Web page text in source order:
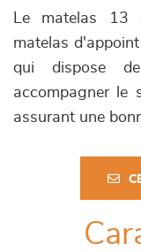
Le matelas 13
matelas
qui dispose
accompagner le
assurant une